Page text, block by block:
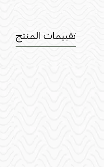
تقييمات المنتج